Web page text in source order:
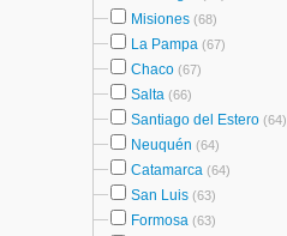
Misiones (68)
La Pampa (67)
Chaco (67)
Salta (66)
Santiago del Estero (64)
Neuquén (64)
Catamarca (64)
San Luis (63)
Formosa (63)